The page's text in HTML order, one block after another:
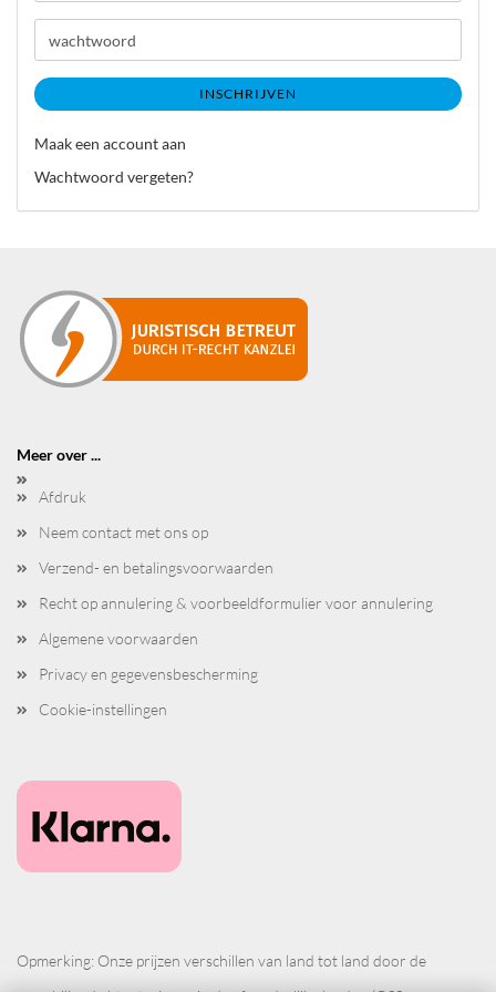
adres
wachtwoord
INSCHRIJVEN
Maak een account aan
Wachtwoord vergeten?
Meer over ...
Afdruk
Neem contact met ons op
Verzend- en betalingsvoorwaarden
Recht op annulering & voorbeeldformulier voor annulering
Algemene voorwaarden
Privacy en gegevensbescherming
Cookie-instellingen
Opmerking: Onze prijzen verschillen van land tot land door de